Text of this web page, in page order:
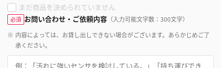
まだ商品を決められていません
必須 お問い合わせ・ご依頼内容 （入力可能文字数：300文字）
※ 内容によっては、お貸し出しできない場合がございます。あらかじめご了
承ください。